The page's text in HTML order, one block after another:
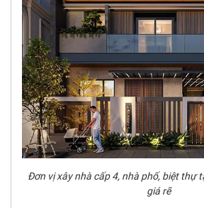
Đơn vị xây nhà cấp 4, nhà phố, biệt thự
giá rẽ